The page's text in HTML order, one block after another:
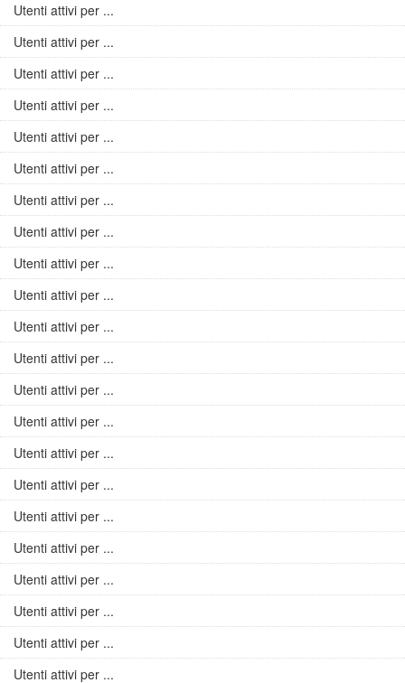
Utenti attivi per ...
Utenti attivi per ...
Utenti attivi per ...
Utenti attivi per ...
Utenti attivi per ...
Utenti attivi per ...
Utenti attivi per ...
Utenti attivi per ...
Utenti attivi per ...
Utenti attivi per ...
Utenti attivi per ...
Utenti attivi per ...
Utenti attivi per ...
Utenti attivi per ...
Utenti attivi per ...
Utenti attivi per ...
Utenti attivi per ...
Utenti attivi per ...
Utenti attivi per ...
Utenti attivi per ...
Utenti attivi per ...
Utenti attivi per ...